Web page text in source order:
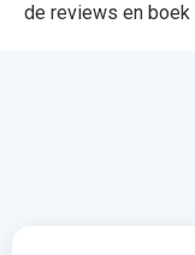
de reviews en boek